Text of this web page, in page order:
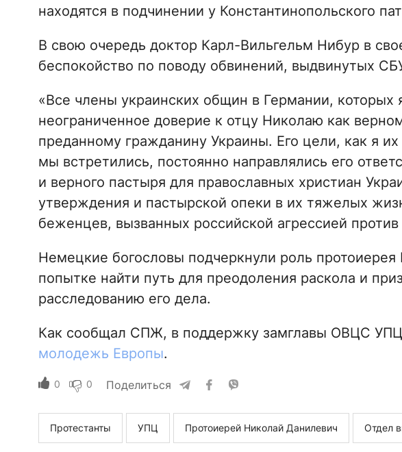
находятся в подчинении у Константинопольского
В свою очередь доктор Карл-Вильгельм Нибур в
беспокойство по поводу обвинений, выдвинутых
«Все члены украинских общин в Германии, которых
неограниченное доверие к отцу Николаю как
преданному гражданину Украины. Его цели, как я
мы встретились, постоянно направлялись его
и верного пастыря для православных христиан
утверждения и пастырской опеки в их тяжелых
беженцев, вызванных российской агрессией
Немецкие богословы подчеркнули роль
попытке найти путь для преодоления раскола и
расследованию его дела.
Как сообщал СПЖ, в поддержку замглавы ОВЦС УПЦ
молодежь Европы.
0 0 Поделиться
Протестанты УПЦ Протоиерей Николай Данилевич Отдел